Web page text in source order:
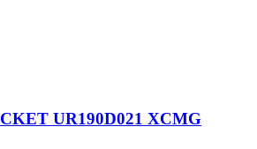
UR190D021 XCMG